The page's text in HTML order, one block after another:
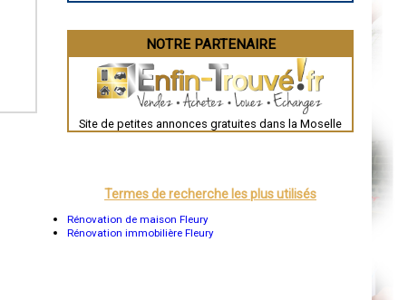
Guéret
Besançon
Évreux
Chartres
Nîmes
Auch
Dole
Mont-de-Marsan
NOTRE PARTENAIRE
Site de petites annonces gratuites dans la Moselle
Termes de recherche les plus utilisés
Rénovation de maison Fleury
Rénovation immobilière Fleury